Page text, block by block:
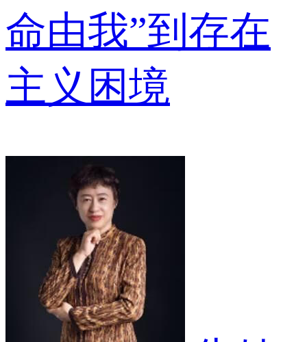
命由我”到存在
主义困境